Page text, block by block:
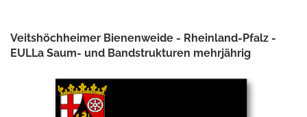
Veitshöchheimer Bienenweide - Rheinland-Pfalz -
EULLa Saum- und Bandstrukturen mehrjährig